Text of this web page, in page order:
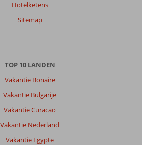
Hotelketens
Sitemap
TOP 10 LANDEN
Vakantie Bonaire
Vakantie Bulgarije
Vakantie Curacao
Vakantie Nederland
Vakantie Egypte